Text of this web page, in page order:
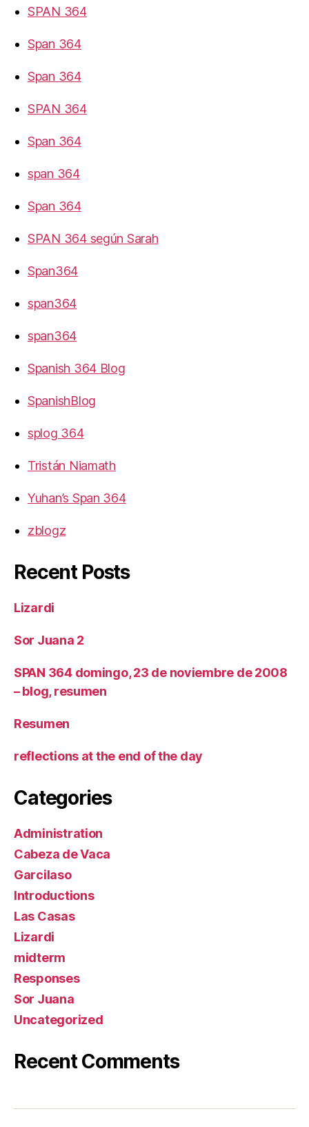
SPAN 364
Span 364
Span 364
SPAN 364
Span 364
span 364
Span 364
SPAN 364 según Sarah
Span364
span364
span364
Spanish 364 Blog
SpanishBlog
splog 364
Tristán Niamath
Yuhan’s Span 364
zblogz
Recent Posts
Lizardi
Sor Juana 2
SPAN 364 domingo, 23 de noviembre de 2008
– blog, resumen
Resumen
reflections at the end of the day
Categories
Administration
Cabeza de Vaca
Garcilaso
Introductions
Las Casas
Lizardi
midterm
Responses
Sor Juana
Uncategorized
Recent Comments